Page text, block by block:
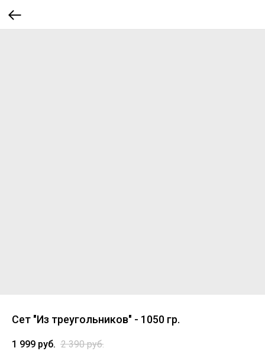
Сет "Из треугольников" - 1050 гр.
1 999 руб. 2 390 руб.